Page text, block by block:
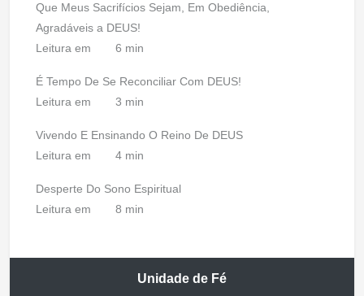
Que Meus Sacrifícios Sejam, Em Obediência,
Agradáveis a DEUS!
Leitura em
6 min
É Tempo De Se Reconciliar Com DEUS!
Leitura em
3 min
Vivendo E Ensinando O Reino De DEUS
Leitura em
4 min
Desperte Do Sono Espiritual
Leitura em
8 min
Unidade de Fé